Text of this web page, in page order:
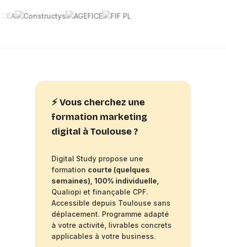
⚡ Vous cherchez une
formation marketing
digital à Toulouse ?
Digital Study propose une
formation courte (quelques
semaines), 100% individuelle
Qualiopi et finançable CPF.
Accessible depuis Toulouse sans
déplacement. Programme adapté
à votre activité, livrables concrets
applicables à votre business.